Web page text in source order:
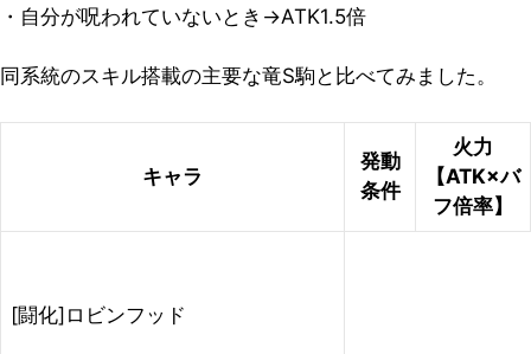
・自分が呪われていないとき→ATK1.5倍
同系統のスキル搭載の主要な竜S駒と比べてみました。
キャラ
発動
条件
火力
【ATK×バ
フ倍率】
[闘化]ロビンフッド